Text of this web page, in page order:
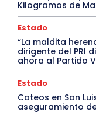
Kilogramos de
Estado
“La maldita
dirigente del PRI
ahora al Partido
Estado
Cateos en San
aseguramiento